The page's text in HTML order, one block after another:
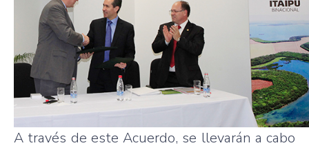
A través de este Acuerdo, se llevarán a cabo